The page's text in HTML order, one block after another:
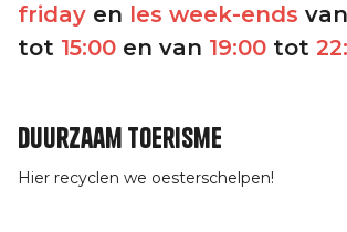
friday en les week-ends
tot 15:00 en van 19:00 tot
Duurzaam toerisme
Hier recyclen we oesterschelpen!